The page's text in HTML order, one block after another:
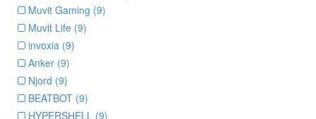
Muvit Gaming (9)
Muvit Life (9)
invoxia (9)
Anker (9)
Njord (9)
BEATBOT (9)
HYPERSHELL (9)